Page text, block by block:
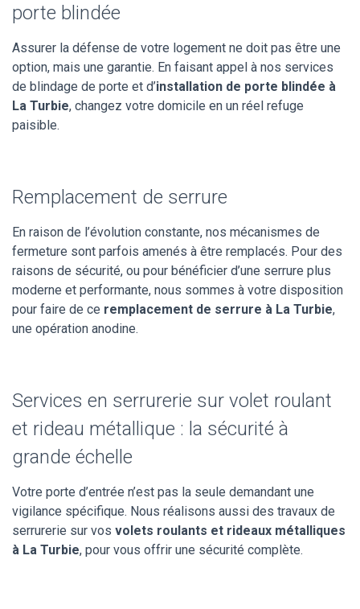
porte blindée
Assurer la défense de votre logement ne doit pas être une
option, mais une garantie. En faisant appel à nos services
de blindage de porte et d’installation de porte blindée à
La Turbie, changez votre domicile en un réel refuge
paisible.
Remplacement de serrure
En raison de l’évolution constante, nos mécanismes de
fermeture sont parfois amenés à être remplacés. Pour des
raisons de sécurité, ou pour bénéficier d’une serrure plus
moderne et performante, nous sommes à votre disposition
pour faire de ce remplacement de serrure à La Turbie,
une opération anodine.
Services en serrurerie sur volet roulant
et rideau métallique : la sécurité à
grande échelle
Votre porte d’entrée n’est pas la seule demandant une
vigilance spécifique. Nous réalisons aussi des travaux de
serrurerie sur vos volets roulants et rideaux métalliques
à La Turbie, pour vous offrir une sécurité complète.